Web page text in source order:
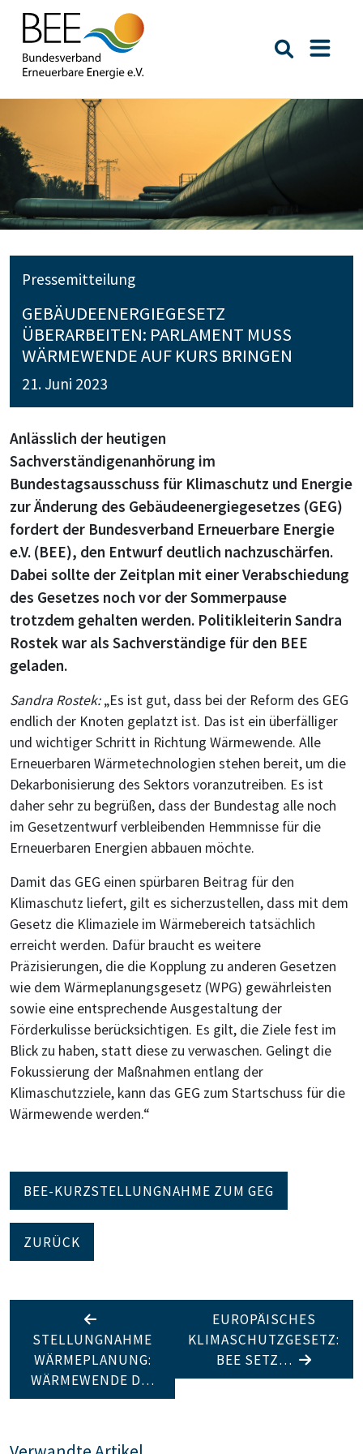
Suche
Pressemitteilung
GEBÄUDEENERGIEGESETZ
ÜBERARBEITEN: PARLAMENT MUSS
WÄRMEWENDE AUF KURS BRINGEN
21. Juni 2023
Anlässlich der heutigen
Sachverständigenanhörung im
Bundestagsausschuss für Klimaschutz und Energie
zur Änderung des Gebäudeenergiegesetzes (GEG)
fordert der Bundesverband Erneuerbare Energie
e.V. (BEE), den Entwurf deutlich nachzuschärfen.
Dabei sollte der Zeitplan mit einer Verabschiedung
des Gesetzes noch vor der Sommerpause
trotzdem gehalten werden. Politikleiterin Sandra
Rostek war als Sachverständige für den BEE
geladen.
Sandra Rostek:„Es ist gut, dass bei der Reform des GEG
endlich der Knoten geplatzt ist. Das ist ein überfälliger
und wichtiger Schritt in Richtung Wärmewende. Alle
Erneuerbaren Wärmetechnologien stehen bereit, um die
Dekarbonisierung des Sektors voranzutreiben. Es ist
daher sehr zu begrüßen, dass der Bundestag alle noch
im Gesetzentwurf verbleibenden Hemmnisse für die
Erneuerbaren Energien abbauen möchte.
Damit das GEG einen spürbaren Beitrag für den
Klimaschutz liefert, gilt es sicherzustellen, dass mit dem
Gesetz die Klimaziele im Wärmebereich tatsächlich
erreicht werden. Dafür braucht es weitere
Präzisierungen, die die Kopplung zu anderen Gesetzen
wie dem Wärmeplanungsgesetz (WPG) gewährleisten
sowie eine entsprechende Ausgestaltung der
Förderkulisse berücksichtigen. Es gilt, die Ziele fest im
Blick zu haben, statt diese zu verwaschen. Gelingt die
Fokussierung der Maßnahmen entlang der
Klimaschutzziele, kann das GEG zum Startschuss für die
Wärmewende werden.“
BEE-KURZSTELLUNGNAHME ZUM GEG
ZURÜCK
STELLUNGNAHME
WÄRMEPLANUNG:
WÄRMEWENDE D…
EUROPÄISCHES
KLIMASCHUTZGESETZ:
BEE SETZ…